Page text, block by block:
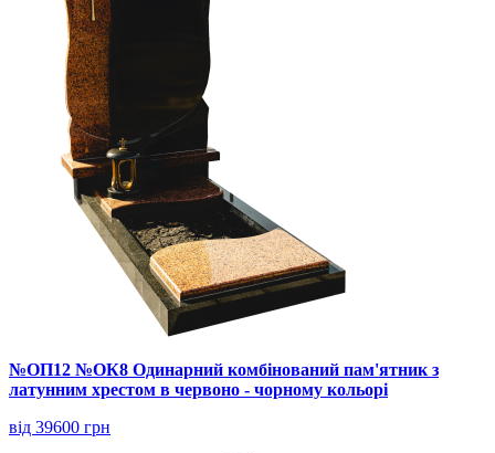
№ОП12 №ОК8 Одинарний комбінований пам'ятник з
латунним хрестом в червоно - чорному кольорі
від 39600 грн